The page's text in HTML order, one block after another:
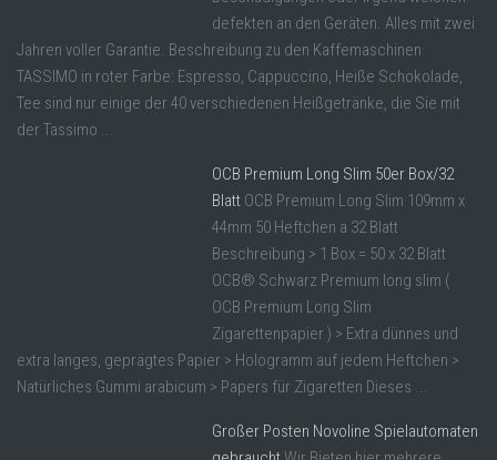
defekten an den Geräten. Alles mit zwei
Jahren voller Garantie. Beschreibung zu den Kaffemaschinen
TASSIMO in roter Farbe: Espresso, Cappuccino, Heiße Schokolade,
Tee sind nur einige der 40 verschiedenen Heißgetränke, die Sie mit
der Tassimo ...
OCB Premium Long Slim 50er Box/32
Blatt OCB Premium Long Slim 109mm x
44mm 50 Heftchen a 32 Blatt
Beschreibung > 1 Box = 50 x 32 Blatt
OCB® Schwarz Premium long slim (
OCB Premium Long Slim
Zigarettenpapier ) > Extra dünnes und
extra langes, geprägtes Papier > Hologramm auf jedem Heftchen >
Natürliches Gummi arabicum > Papers für Zigaretten Dieses ...
Großer Posten Novoline Spielautomaten